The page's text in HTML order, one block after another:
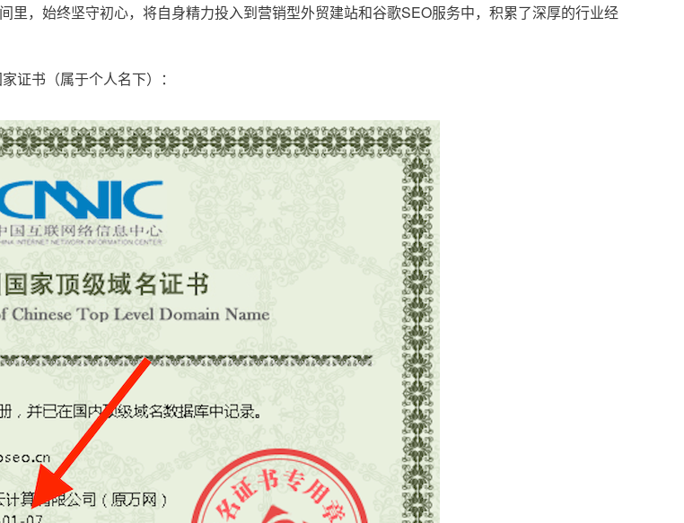
，始终坚守初心，将自身精力投入到营销型外贸建站和谷歌SEO服务中，积累了深厚的行业经
证书（属于个人名下）：